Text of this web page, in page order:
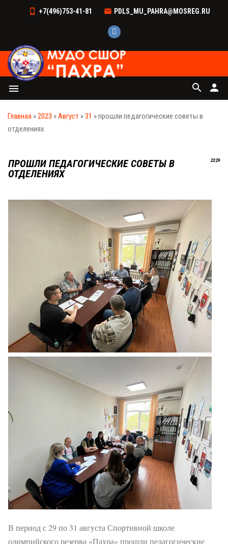
+7(496)753-41-81 PDLS_MU_PAHRA@MOSREG.RU
menu person
search
Главная »2023 »Август »31 » прошли педагогические советы в
отделениях
23:29
ПРОШЛИ ПЕДАГОГИЧЕСКИЕ СОВЕТЫ В
ОТДЕЛЕНИЯХ
В период с 29 по 31 августа Спортивной школе
олимпийского резерва «Пахра» прошли педагогические